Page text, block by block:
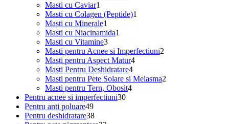
Masti cu Caviar1
produs
Masti cu Colagen (Peptide)1
Masti cu Minerale1
produs
Masti cu Niacinamida1
Masti cu Vitamine33
produse
Masti pentru Acnee si Imperfectiuni2
Masti pentru Aspect Matur44
Masti Pentru Deshidratare44
produse
Masti pentru Pete Solare si Melasma2
Masti pentru Tern, Obosit44
Pentru acnee si imperfectiuni3030
Pentru anti poluare4949
de
Pentru deshidratare3838